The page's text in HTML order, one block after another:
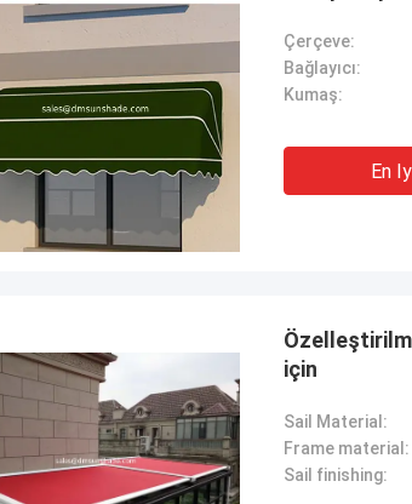
Çerçeve:
Bağlayıcı:
Kumaş:
En
için
Sail Material:
Frame material:
Sail finishing: